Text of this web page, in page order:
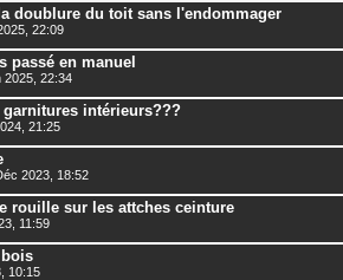
doublure du toit sans l'endommager
22:09
passé en manuel
2025, 22:34
intérieurs???
21:25
2023, 18:52
rouille sur les attches ceinture
11:59
10:15